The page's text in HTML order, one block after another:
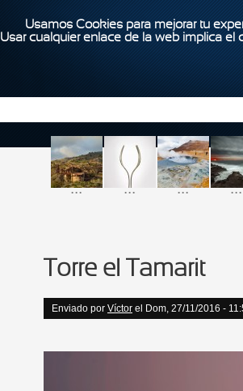
Usamos Cookies para mejorar tu
Usar cualquier enlace de la web implica el
... ... ... ...
Torre el Tamarit
Enviado por Víctor el Dom, 27/11/2016 -